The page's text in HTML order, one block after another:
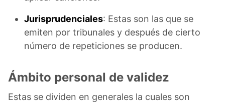
Jurisprudenciales: Estas son las que se
emiten por tribunales y después de cierto
número de repeticiones se producen.
Ámbito personal de validez
Estas se dividen en generales la cuales son